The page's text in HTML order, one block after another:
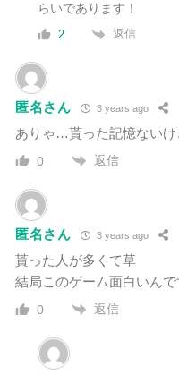
らいであります！
2 返信
匿名さん 3 years ago
ありゃ…貰った記憶ないけ
0 返信
匿名さん 3 years ago
貰った人が多くて草
結局このゲーム面白いん
0 返信